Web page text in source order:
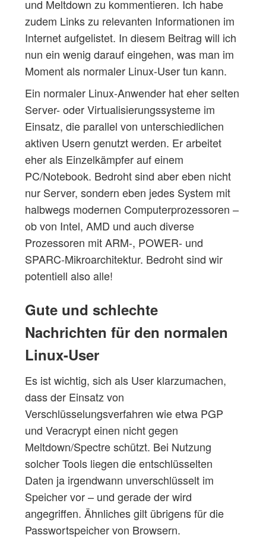
und Meltdown zu kommentieren. Ich habe
zudem Links zu relevanten Informationen im
Internet aufgelistet. In diesem Beitrag will ich
nun ein wenig darauf eingehen, was man im
Moment als normaler Linux-User tun kann.
Ein normaler Linux-Anwender hat eher selten
Server- oder Virtualisierungssysteme im
Einsatz, die parallel von unterschiedlichen
aktiven Usern genutzt werden. Er arbeitet
eher als Einzelkämpfer auf einem
PC/Notebook. Bedroht sind aber eben nicht
nur Server, sondern eben jedes System mit
halbwegs modernen Computerprozessoren –
ob von Intel, AMD und auch diverse
Prozessoren mit ARM-, POWER- und
SPARC-Mikroarchitektur. Bedroht sind wir
potentiell also alle!
Gute und schlechte
Nachrichten für den normalen
Linux-User
Es ist wichtig, sich als User klarzumachen,
dass der Einsatz von
Verschlüsselungsverfahren wie etwa PGP
und Veracrypt einen nicht gegen
Meltdown/Spectre schützt. Bei Nutzung
solcher Tools liegen die entschlüsselten
Daten ja irgendwann unverschlüsselt im
Speicher vor – und gerade der wird
angegriffen. Ähnliches gilt übrigens für die
Passwortspeicher von Browsern.